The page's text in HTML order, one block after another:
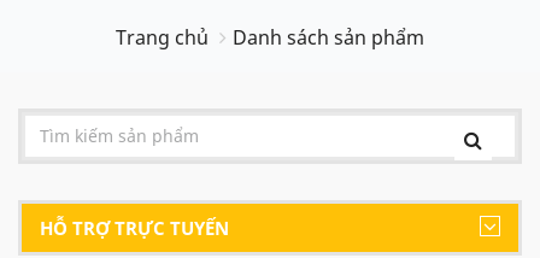
Trang chủ Danh sách sản phẩm
HỖ TRỢ TRỰC TUYẾN